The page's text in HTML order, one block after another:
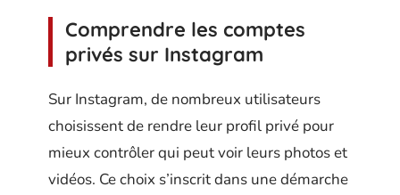
Comprendre les comptes
privés sur Instagram
Sur Instagram, de nombreux utilisateurs
choisissent de rendre leur profil privé pour
mieux contrôler qui peut voir leurs photos et
vidéos. Ce choix s’inscrit dans une démarche